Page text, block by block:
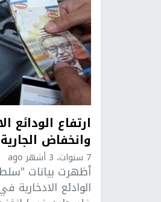
ارتفاع الودائع
وانخفاض الجارية
7 سنوات، 3 أشهر ago
أظهرت بيانات
الوادئع الادخارية